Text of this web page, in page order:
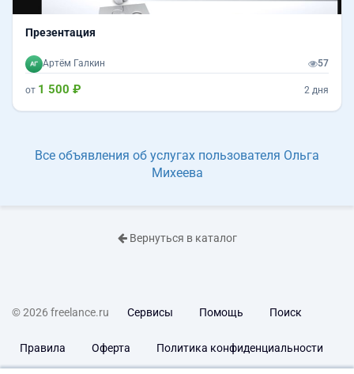
Презентация
Артём Галкин 57
от 1 500 ₽ 2 дня
Все объявления об услугах пользователя Ольга
Михеева
Вернуться в каталог
© 2026 freelance.ru Сервисы Помощь Поиск
Правила Оферта Политика конфиденциальности